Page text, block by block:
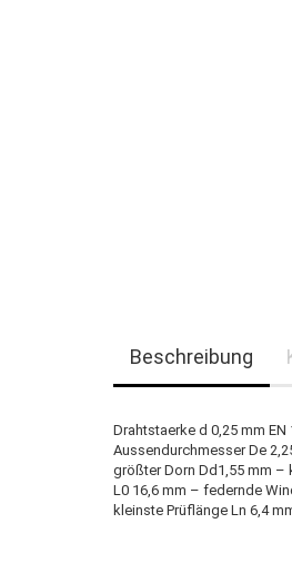
Beschreibung
Drahtstaerke d 0,25 mm EN
Aussendurchmesser De
größter Dorn Dd1,55 mm –
L0 16,6 mm – federnde
kleinste Prüflänge Ln 6,4